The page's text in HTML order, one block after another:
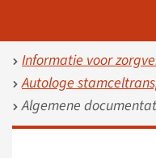
Informatie voor
Autologe
Algemene